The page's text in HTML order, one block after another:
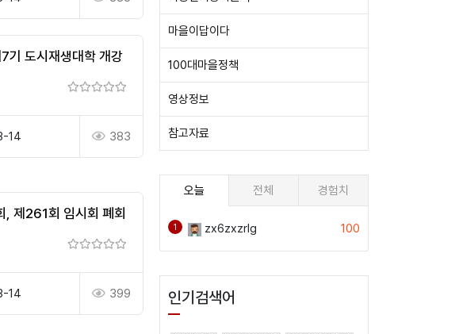
기 도시재생대학 개강
14 383
, 제261회 임시회 폐회
14 399
마을이답이다
100대마을정책
영상정보
참고자료
오늘 전체 경험치
1 zx6zxzrlg 100
인기검색어